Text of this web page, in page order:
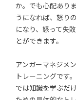
か。でも心配あり
うになれば、怒り
になり、怒って失
とができます。
アンガーマネジメ
トレーニングです
では知識を学ぶだ